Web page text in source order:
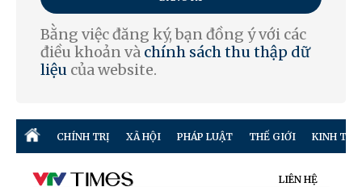
Bằng việc đăng ký, bạn đồng ý với các
điều khoản và chính sách thu thập dữ
liệu của website.
CHÍNH TRỊ XÃ HỘI PHÁP LUẬT THẾ GIỚI KINH TẾ
LIÊN HỆ